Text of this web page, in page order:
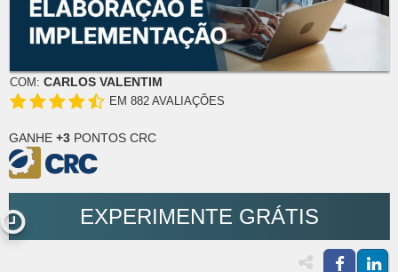
COM: CARLOS VALENTIM
EM 882 AVALIAÇÕES
GANHE +3 PONTOS CRC
EXPERIMENTE GRÁTIS